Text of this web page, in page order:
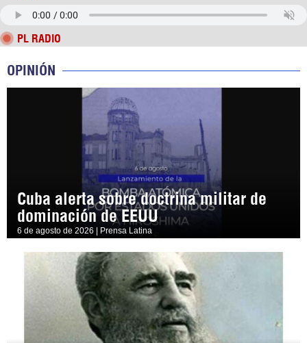
PL RADIO
OPINIÓN
Cuba alerta sobre doctrina militar de
dominación de EEUU
6 de agosto de 2026 | Prensa Latina